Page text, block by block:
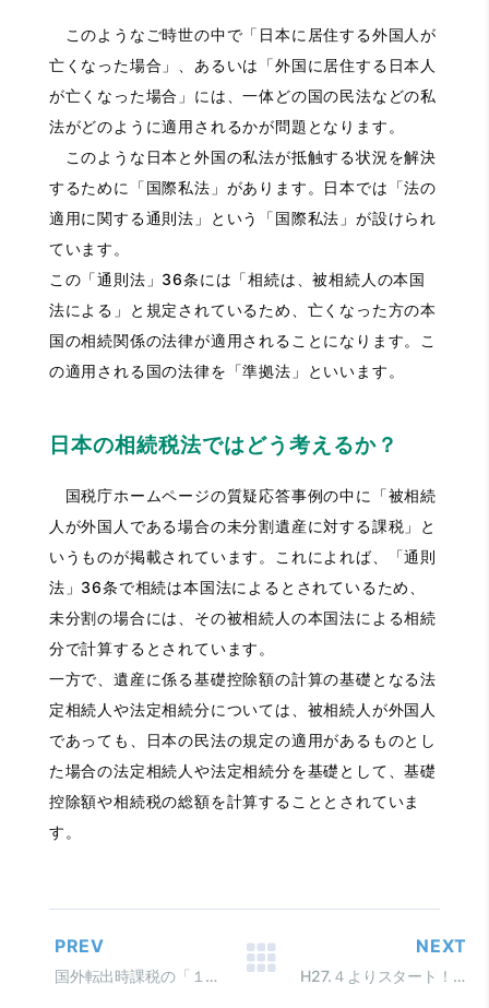
このようなご時世の中で「日本に居住する外国人が
亡くなった場合」、あるいは「外国に居住する日本人
が亡くなった場合」には、一体どの国の民法などの私
法がどのように適用されるかが問題となります。
このような日本と外国の私法が抵触する状況を解決
するために「国際私法」があります。日本では「法の
適用に関する通則法」という「国際私法」が設けられ
ています。
この「通則法」36条には「相続は、被相続人の本国
法による」と規定されているため、亡くなった方の本
国の相続関係の法律が適用されることになります。こ
の適用される国の法律を「準拠法」といいます。
日本の相続税法ではどう考えるか？
国税庁ホームページの質疑応答事例の中に「被相続
人が外国人である場合の未分割遺産に対する課税」と
いうものが掲載されています。これによれば、「通則
法」36条で相続は本国法によるとされているため、
未分割の場合には、その被相続人の本国法による相続
分で計算するとされています。
一方で、遺産に係る基礎控除額の計算の基礎となる法
定相続人や法定相続分については、被相続人が外国人
であっても、日本の民法の規定の適用があるものとし
た場合の法定相続人や法定相続分を基礎として、基礎
控除額や相続税の総額を計算することとされていま
す。
PREV
国外転出時課税の「１億円」判定 非上場株式の価額の算定方法
NEXT
H27.４よりスタート！ 結婚・子育て資金の一括贈与の非課税